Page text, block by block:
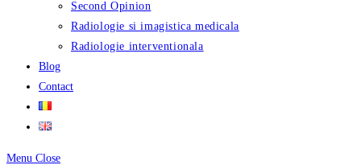
Second Opinion
Radiologie si imagistica medicala
Radiologie interventionala
Blog
Contact
Menu Close